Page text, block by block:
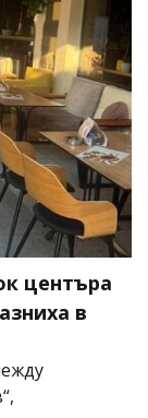
центъра
в